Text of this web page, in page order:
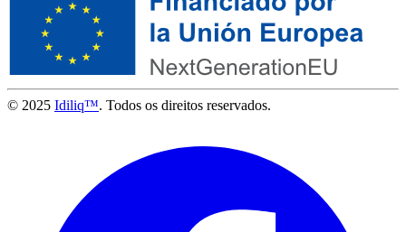
© 2025 Idiliq™. Todos os direitos reservados.